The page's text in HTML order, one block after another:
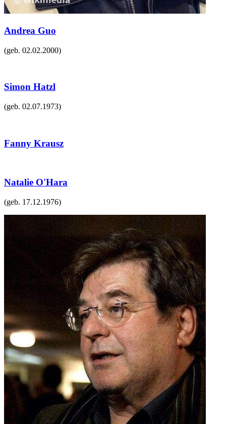
Andrea Guo
(geb. 02.02.2000)
Simon Hatzl
(geb. 02.07.1973)
Fanny Krausz
Natalie O'Hara
(geb. 17.12.1976)